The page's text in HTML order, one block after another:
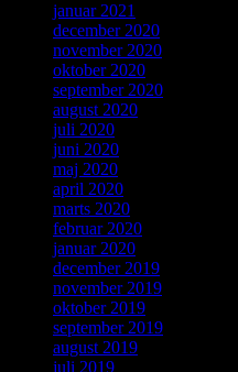
januar 2021
december 2020
november 2020
oktober 2020
september 2020
august 2020
juli 2020
juni 2020
maj 2020
april 2020
marts 2020
februar 2020
januar 2020
december 2019
november 2019
oktober 2019
september 2019
august 2019
juli 2019